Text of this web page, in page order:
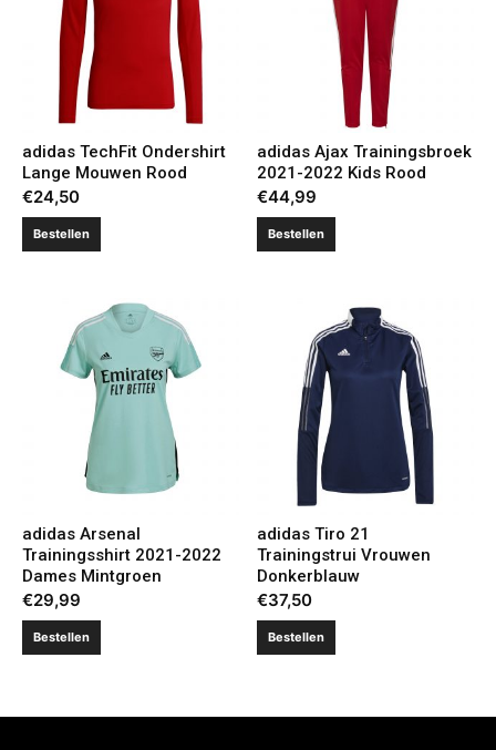
adidas TechFit Ondershirt
Lange Mouwen Rood
€24,50
Bestellen
adidas Ajax Trainingsbroek
2021-2022 Kids Rood
€44,99
Bestellen
adidas Arsenal
Trainingsshirt 2021-2022
Dames Mintgroen
€29,99
Bestellen
adidas Tiro 21
Trainingstrui Vrouwen
Donkerblauw
€37,50
Bestellen